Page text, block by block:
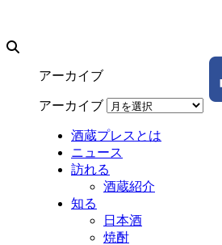
アーカイブ
アーカイブ
酒蔵プレスとは
ニュース
訪れる
酒蔵紹介
知る
日本酒
焼酎